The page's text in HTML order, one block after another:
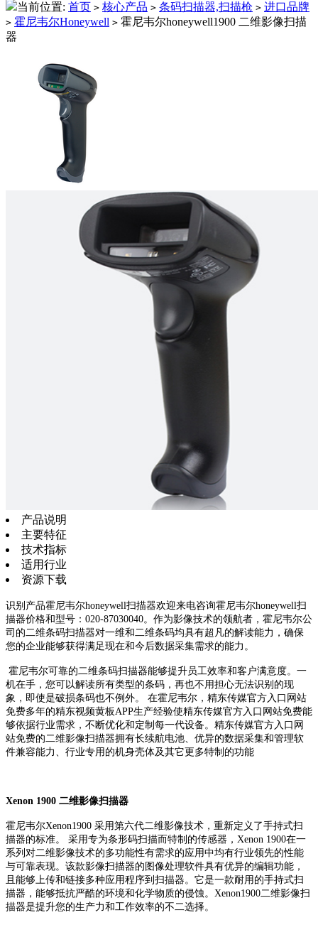
当前位置: 首页 > 核心产品 > 条码扫描器,扫描枪 > 进口品牌
> 霍尼韦尔Honeywell > 霍尼韦尔honeywell1900 二维影像扫描
器
产品说明
主要特征
技术指标
适用行业
资源下载
识别产品霍尼韦尔honeywell扫描器欢迎来电咨询霍尼韦尔honeywell扫
描器价格和型号：020-87030040。作为影像技术的领航者，霍尼韦尔公
司的二维条码扫描器对一维和二维条码均具有超凡的解读能力，确保
您的企业能够获得满足现在和今后数据采集需求的能力。
霍尼韦尔可靠的二维条码扫描器能够提升员工效率和客户满意度。一
机在手，您可以解读所有类型的条码，再也不用担心无法识别的现
象，即使是破损条码也不例外。 在霍尼韦尔，精东传媒官方入口网站
免费多年的精东视频黄板APP生产经验使精东传媒官方入口网站免费能
够依据行业需求，不断优化和定制每一代设备。精东传媒官方入口网
站免费的二维影像扫描器拥有长续航电池、优异的数据采集和管理软
件兼容能力、行业专用的机身壳体及其它更多特制的功能
Xenon 1900 二维影像扫描器
霍尼韦尔Xenon1900 采用第六代二维影像技术，重新定义了手持式扫
描器的标准。 采用专为条形码扫描而特制的传感器，Xenon 1900在一
系列对二维影像技术的多功能性有需求的应用中均有行业领先的性能
与可靠表现。该款影像扫描器的图像处理软件具有优异的编辑功能，
且能够上传和链接多种应用程序到扫描器。它是一款耐用的手持式扫
描器，能够抵抗严酷的环境和化学物质的侵蚀。Xenon1900二维影像扫
描器是提升您的生产力和工作效率的不二选择。